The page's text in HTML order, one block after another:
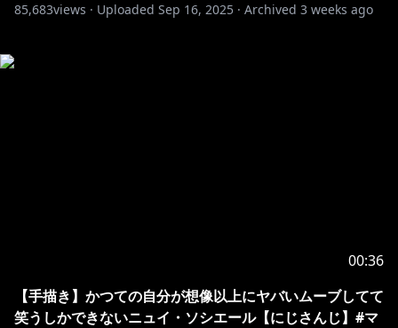
85,683views · Uploaded Sep 16, 2025 · Archived 3 weeks ago
00:36
【手描き】かつての自分が想像以上にヤバいムーブしてて
笑うしかできないニュイ・ソシエール【にじさんじ】#マ